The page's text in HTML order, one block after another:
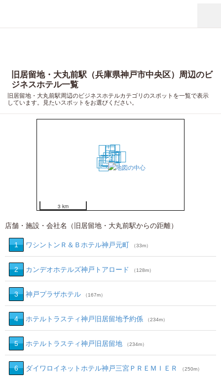
旧居留地・大丸前駅（兵庫県神戸市中央区）周辺のビ
ジネスホテル一覧
旧居留地・大丸前駅周辺のビジネスホテルカテゴリのスポットを一覧で表示
しています。見たいスポットをお選びください。
1
2
3 4
5
6
7
8 9
10
11
12
13
14
1516
17
18
19
20
3 km
店舗・施設・会社名（旧居留地・大丸前駅からの距離）
1 ワシントンＲ＆Ｂホテル神戸元町 （33m）
2 カンデオホテルズ神戸トアロード （128m）
3 神戸プラザホテル （167m）
4 ホテルトラスティ神戸旧居留地予約係 （234m）
5 ホテルトラスティ神戸旧居留地 （234m）
6 ダイワロイネットホテル神戸三宮ＰＲＥＭＩＥＲ （250m）